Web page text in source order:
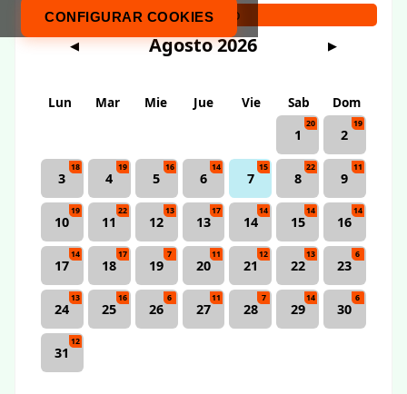
CONFIGURAR COOKIES
Calendario
◀ Agosto 2026 ▶
Lun Mar Mie Jue Vie Sab
Dom
1
20
2
19
3
18
4
19
5
16
6
14
7
15
8
22
9
11
10
19
11
22
12
13
13
17
14
14
15
14
16
14
17
14
18
17
19
7
20
11
21
12
22
13
23
6
24
13
25
16
26
6
27
11
28
7
29
14
30
6
31
12